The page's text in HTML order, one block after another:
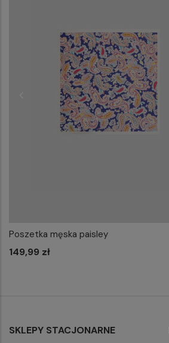
WYBIERZ ROZMIAR DO KOSZYKA
Poszetka męska paisley
149,99 zł
SKLEPY STACJONARNE